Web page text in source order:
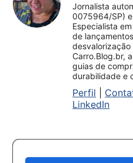
Jornalista
0075964/SP)
Especialista
de
Carro.Blog.br,
guias de
durabilidade e
Perfil
LinkedIn